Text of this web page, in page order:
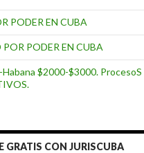
PODER EN CUBA
PODER EN CUBA
$2000-$3000. ProcesoS
GRATIS CON JURISCUBA